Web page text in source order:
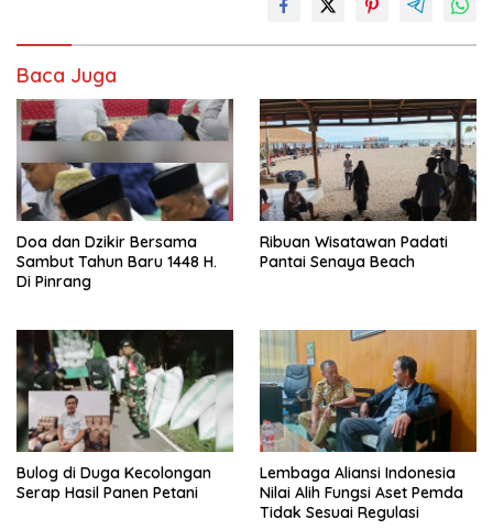
Baca Juga
Doa dan Dzikir Bersama
Sambut Tahun Baru 1448 H.
Di Pinrang
Ribuan Wisatawan Padati
Pantai Senaya Beach
Bulog di Duga Kecolongan
Serap Hasil Panen Petani
Lembaga Aliansi Indonesia
Nilai Alih Fungsi Aset Pemda
Tidak Sesuai Regulasi